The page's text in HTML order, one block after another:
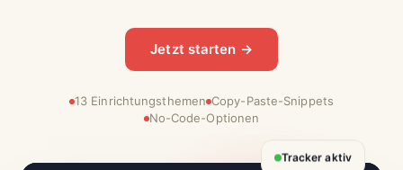
Jetzt starten →
13 Einrichtungsthemen Copy-Paste-Snippets
No-Code-Optionen
Tracker aktiv